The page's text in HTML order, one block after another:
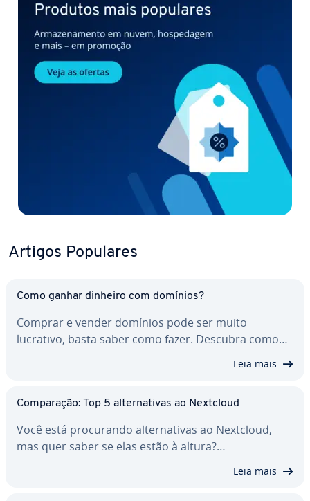
Artigos Populares
Como ganhar dinheiro com domínios?
Comprar e vender domínios pode ser muito
lucrativo, basta saber como fazer. Descubra como…
Leia mais
Com­pa­ra­ção: Top 5 al­ter­na­ti­vas ao Nextcloud
Você está pro­cu­rando al­ter­na­ti­vas ao Nextcloud,
mas quer saber se elas estão à altura?…
Leia mais